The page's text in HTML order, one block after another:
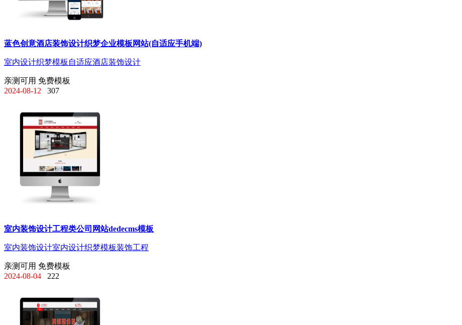
蓝色创意酒店装饰设计织梦企业模板网站(自适应手机端)
室内设计织梦模板 自适应酒店装饰设计
亲测可用 免费模板
2024-08-12
307
室内装饰设计工程类公司网站dedecms模板
室内装饰设计室内设计织梦模板装饰工程
亲测可用 免费模板
2024-08-04
222